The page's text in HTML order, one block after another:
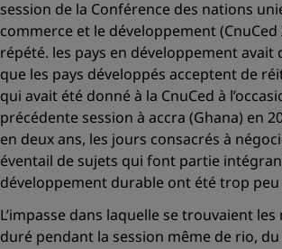
session de la Conférence des nations
commerce et le développement (CnuCed
répété. les pays en développement
que les pays développés acceptent de
qui avait été donné à la CnuCed à
précédente session à accra (Ghana) en
en deux ans, les jours consacrés à
éventail de sujets qui font partie
développement durable ont été trop
L’impasse dans laquelle se trouvaient
duré pendant la session même de rio, du